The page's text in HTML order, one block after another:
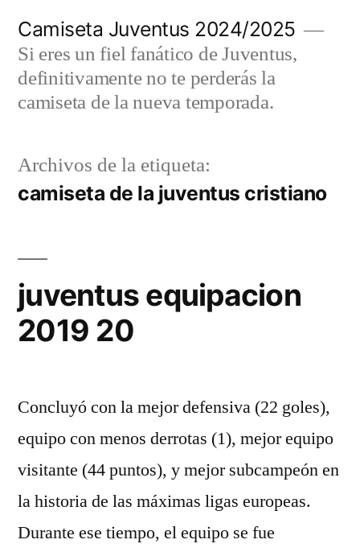
contenido
Camiseta Juventus 2024/2025
Si eres un fiel fanático de Juventus,
definitivamente no te perderás la
camiseta de la nueva temporada.
Archivos de la etiqueta:
camiseta de la juventus cristiano
juventus equipacion
2019 20
Concluyó con la mejor defensiva (22 goles),
equipo con menos derrotas (1), mejor equipo
visitante (44 puntos), y mejor subcampeón en
la historia de las máximas ligas europeas.
Durante ese tiempo, el equipo se fue